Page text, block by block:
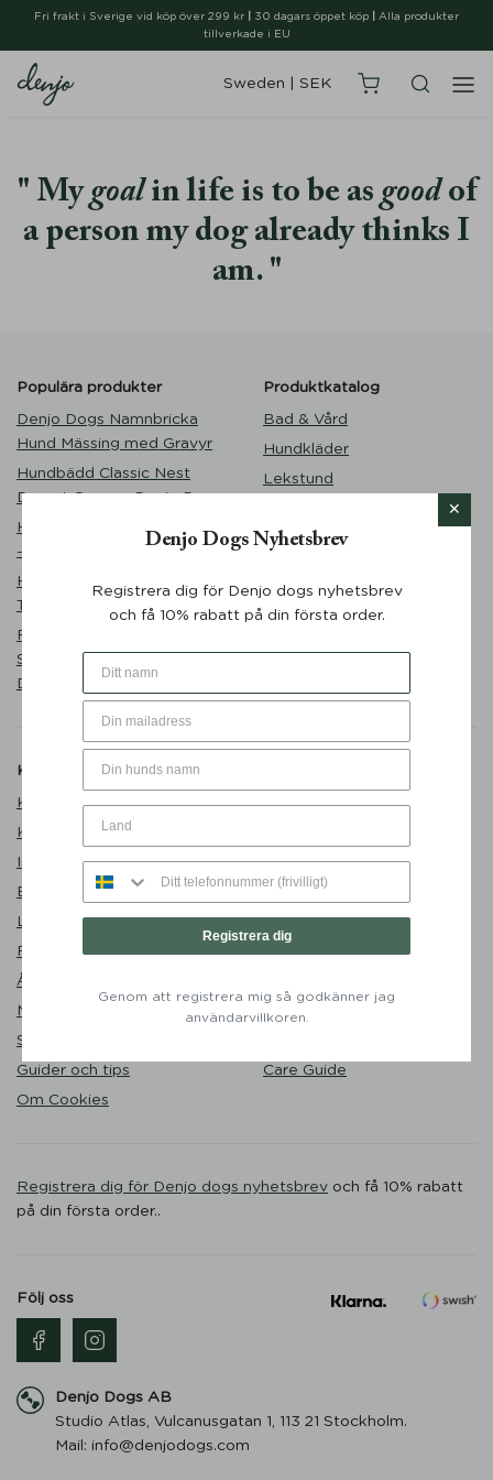
Fri frakt i Sverige vid köp över 299 kr 30 dagars öppet köp
Alla produkter
tillverkade i EU
Sweden SEK
Mygoalin life is to be as goodof
a person my dog already thinks I
am.
Populära produkter
Denjo Dogs Namnbricka
Hund Mässing med Gravyr
Hundbädd Classic Nest
Desert Green - Denjo Dogs
Hundmatskål Forest Green
- Mateus x Denjo
Hundbädd Teddy Lounge
True Taupe - Denjo Dogs
Retrieverkoppel Torekov
Shimmer Green 210 cm -
Denjo Dogs
Produktkatalog
Bad & Vård
Hundkläder
Lekstund
Promenad
Outlet
Kundservice
Kontakta oss
Köpvillkor
Integritetspolicy
Byten och returer
Leverans
FAQ
Återförsäljare
Nöjda kunder
Storleksguide
Guider och tips
Om Cookies
Om Denjo Dogs
Besök oss
Denjo Repair Shop
Second Paw
Blogg
Liveshopping
Care Guide
Registrera dig för Denjo dogs nyhetsbrev och få 10% rabatt
på din första order..
Denjo Dogs AB
Studio Atlas, Vulcanusgatan 1, 113 21 Stockholm.
Mail: info@denjodogs.com
Följ oss
Denjo Dogs Nyhetsbrev
Registrera dig för Denjo dogs nyhetsbrev
och få 10% rabatt på din första order.
Registrera dig
Genom att registrera mig så godkänner jag
användarvillkoren.